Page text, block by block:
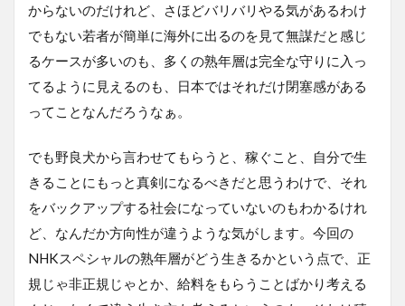
からないのだけれど、さほどバリバリやる気があるわけ
でもない若者が簡単に海外に出るのを見て無謀だと感じ
るケースが多いのも、多くの熟年層は完全な守りに入っ
てるように見えるのも、日本ではそれだけ閉塞感がある
ってことなんだろうなぁ。
でも野良犬から言わせてもらうと、稼ぐこと、自分で生
きることにもっと真剣になるべきだと思うわけで、それ
をバックアップする社会になっていないのもわかるけれ
ど、なんだか方向性が違うような気がします。今回の
NHKスペシャルの熟年層がどう生きるかという点で、正
規じゃ非正規じゃとか、給料をもらうことばかり考える